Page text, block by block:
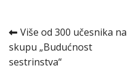
Kretanje
članka
Više od 300 učesnika na
skupu „Budućnost
sestrinstva“